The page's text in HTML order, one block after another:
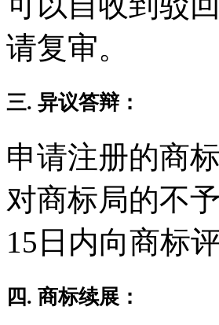
请复审。
三. 异议答辩：
申请注册的商
对商标局的不
15日内向商标
四. 商标续展：